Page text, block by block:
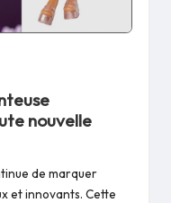
nouvelle
de marquer
et innovants. Cette